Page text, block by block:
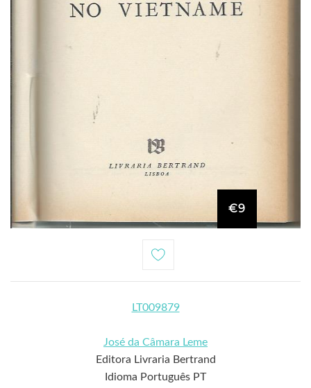
€9
LT009879
José da Câmara Leme
Editora Livraria Bertrand
Idioma Português PT